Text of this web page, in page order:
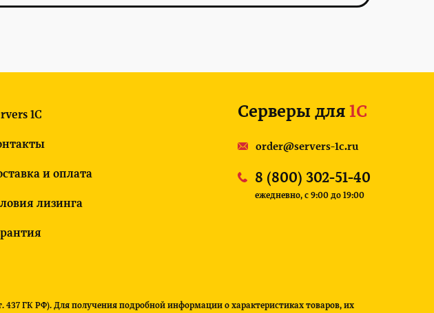
1C
и оплата
лизинга
Серверы для 1С
order@servers-1c.ru
8 (800) 302-51-40
ежедневно, c 9:00 до 19:00
ГК РФ). Для получения подробной информации о характеристиках товаров, их